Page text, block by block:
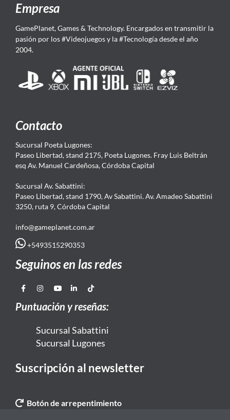
Empresa
GamePlanet, Games & Technology. Encargados en transmitir la
pasión por los #Videojuegos y la #Tecnología desde el año
2004.
Contacto
Sucursal Poeta Lugones:
Paseo Libertad, stand 2175, Poeta Lugones. Fray Luis Beltrán
esq Av. Manuel Cardeñosa, Córdoba Capital
Sucursal Av. Sabattini:
Paseo Libertad, stand 1790, Av Sabattini. Av. Amadeo Sabattini
3250, ruta 9, Córdoba Capital
info@gameplanet.com.ar
+5493515290353
Seguinos en las redes
Puntuación y reseñas:
Sucursal Sabattini
Sucursal Lugones
Suscripción al newsletter
Botón de arrepentimiento